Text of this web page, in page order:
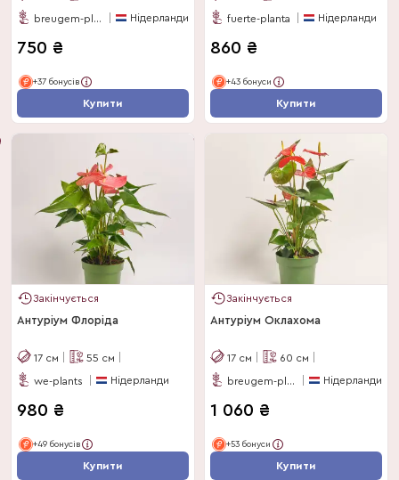
breugem-plants-bv Нідерланди
750 ₴
+37 бонусів
Купити
fuerte-planta Нідерланди
860 ₴
+43 бонуси
Купити
Закінчується
Антуріум Флоріда
17 см 55 см
we-plants Нідерланди
980 ₴
+49 бонусів
Купити
Закінчується
Антуріум Оклахома
17 см 60 см
breugem-plants-bv Нідерланди
1 060 ₴
+53 бонуси
Купити